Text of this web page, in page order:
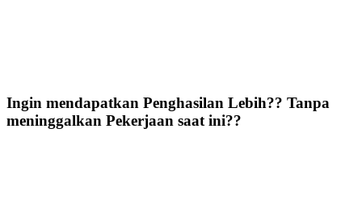
Ingin mendapatkan Penghasilan Lebih?? Tanpa
meninggalkan Pekerjaan saat ini??